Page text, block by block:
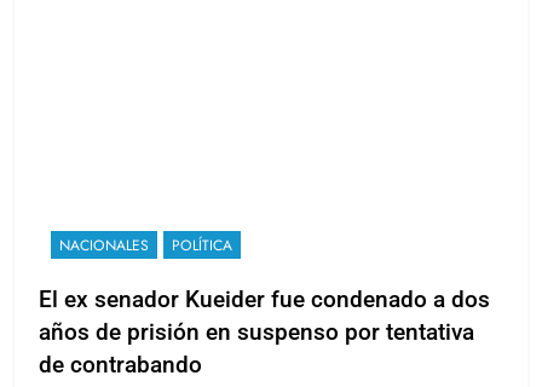
NACIONALES POLÍTICA
El ex senador Kueider fue condenado a dos
años de prisión en suspenso por tentativa
de contrabando